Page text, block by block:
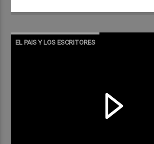
EL PAIS Y LOS ESCRITORES